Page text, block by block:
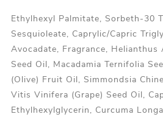
Ethylhexyl Palmitate, Sorbeth-30
Sesquioleate, Caprylic/Capric
Avocadate, Fragrance,
Seed Oil, Macadamia Ternifolia
(Olive) Fruit Oil, Simmondsia
Vitis Vinifera (Grape) Seed Oil,
Ethylhexylglycerin, Curcuma